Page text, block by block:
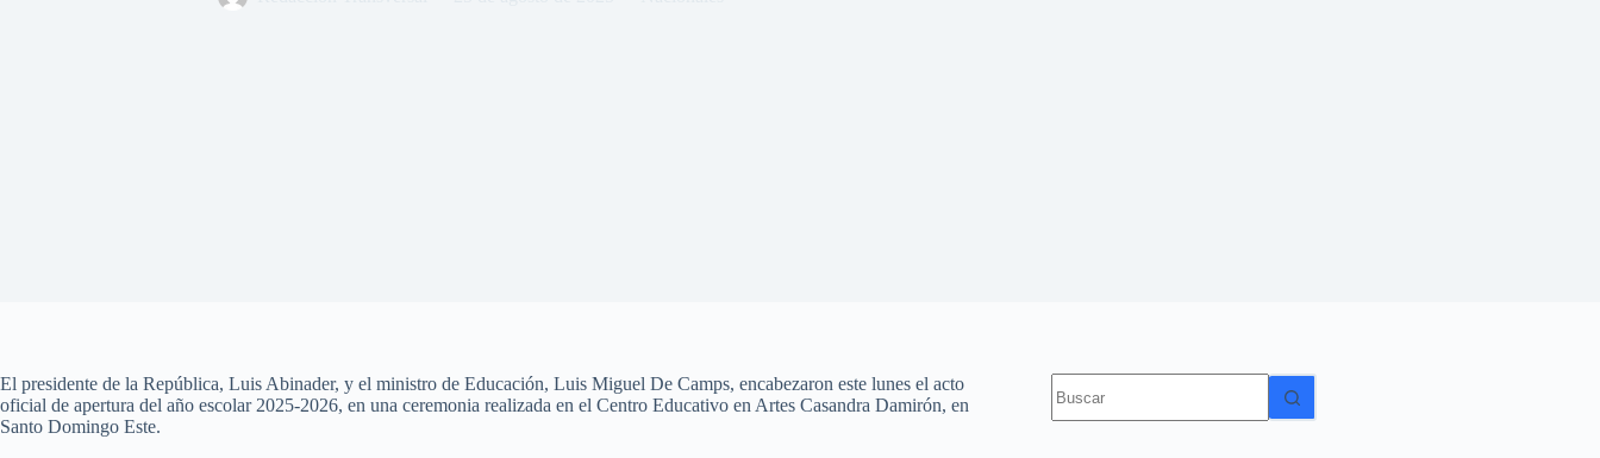
El presidente de la República, Luis Abinader, y el ministro de Educación, Luis Miguel De Camps, encabezaron este lunes el acto
oficial de apertura del año escolar 2025-2026, en una ceremonia realizada en el Centro Educativo en Artes Casandra Damirón, en
Santo Domingo Este.
resultados